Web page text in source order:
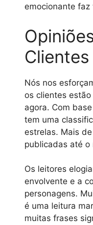
emocionante faz
Clientes
Nós nos
os clientes
agora. Com
tem uma
estrelas. Mais
publicadas até o
Os leitores
envolvente e a
personagens.
é uma leitura
muitas frases